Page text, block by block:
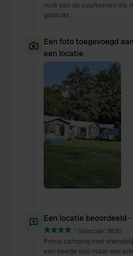
rook van de vuurkorven die
gebruikt.
Een foto toegevoegd aan
een locatie
Een locatie beoordeeld—
Sitecode: 3635
Prima camping met
een beetje oud maar wel